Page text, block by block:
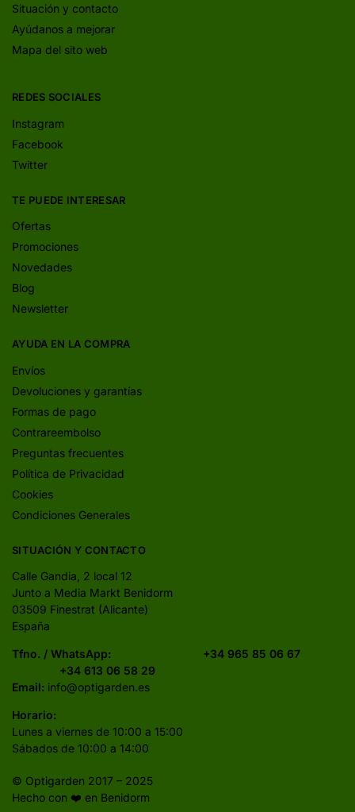
Situación y contacto
Ayúdanos a mejorar
Mapa del sito web
REDES SOCIALES
Instagram
Facebook
Twitter
TE PUEDE INTERESAR
Ofertas
Promociones
Novedades
Blog
Newsletter
AYUDA EN LA COMPRA
Envíos
Devoluciones y garantías
Formas de pago
Contrareembolso
Preguntas frecuentes
Política de Privacidad
Cookies
Condiciones Generales
SITUACIÓN Y CONTACTO
Calle Gandia, 2 local 12
Junto a Media Markt Benidorm
03509 Finestrat (Alicante)
España
Tfno. / WhatsApp: +34 965 85 06 67
+34 613 06 58 29
Email: info@optigarden.es
Horario:
Lunes a viernes de 10:00 a 15:00
Sábados de 10:00 a 14:00
© Optigarden 2017 – 2025
Hecho con ❤️ en Benidorm